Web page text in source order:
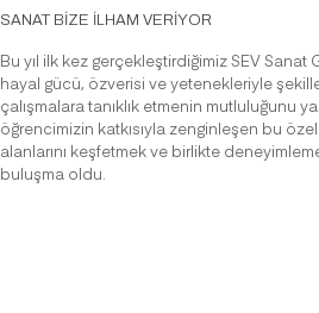
SANAT BİZE İLHAM VERİYOR
Bu yıl ilk kez gerçekleştirdiğimiz SEV Sanat
hayal gücü, özverisi ve yetenekleriyle
çalışmalara tanıklık etmenin mutluluğunu
öğrencimizin katkısıyla zenginleşen bu
alanlarını keşfetmek ve birlikte
buluşma oldu.